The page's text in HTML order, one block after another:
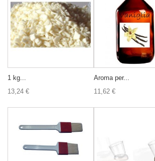
1 kg...
13,24 €
Aroma per...
11,62 €